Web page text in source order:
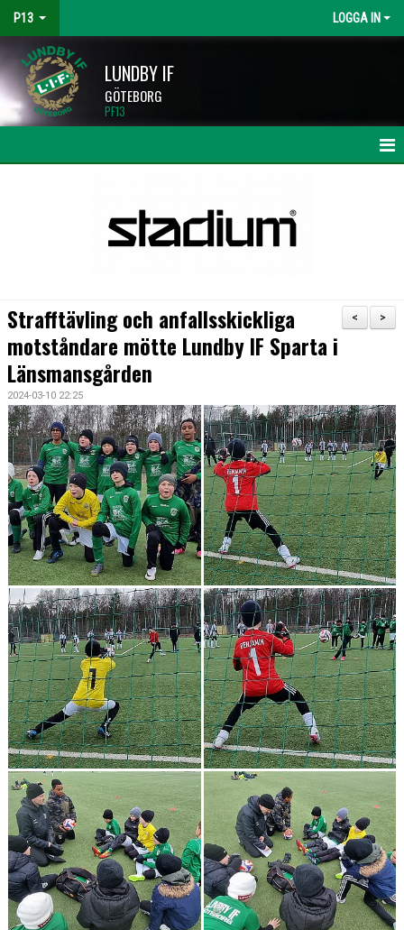
P13 LOGGA IN
LUNDBY IF
GÖTEBORG
PF13
TRUPPEN
BILDGALLERI
DOKUMENT
KONTAKT
>
<
Strafftävling och anfallsskickliga
motståndare mötte Lundby IF Sparta i
Länsmansgården
2024-03-10 22:25